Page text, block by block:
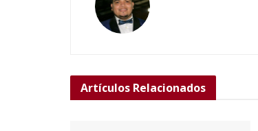
Artículos Relacionados